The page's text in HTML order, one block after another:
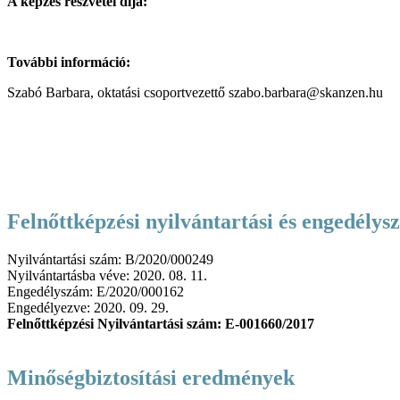
További információ:
Szabó Barbara, oktatási csoportvezettő szabo.barbara@skanzen.hu
Felnőttképzési nyilvántartási és
Nyilvántartási szám: B/2020/000249
Nyilvántartásba véve: 2020. 08. 11.
Engedélyszám: E/2020/000162
Engedélyezve: 2020. 09. 29.
Felnőttképzési Nyilvántartási szám: E-001660/2017
Minőségbiztosítási eredmények